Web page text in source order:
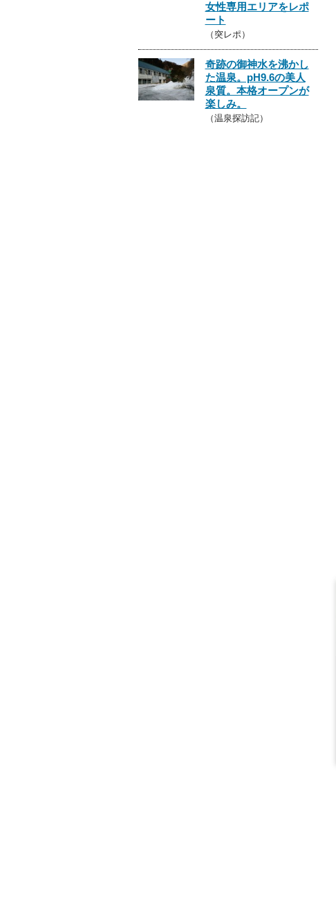
女性専用エリアをレポ
ート
（突レポ）
奇跡の御神水を沸かし
た温泉。pH9.6の美人
泉質。本格オープンが
楽しみ。
（温泉探訪記）